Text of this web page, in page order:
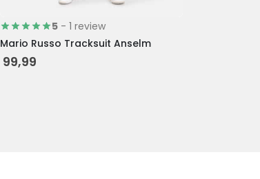
5 - 1 review
Mario Russo Tracksuit Anselm
99,99